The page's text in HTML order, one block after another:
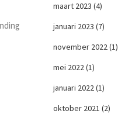
maart 2023 (4)
januari 2023 (7)
november 2022(1)
mei 2022(1)
januari 2022(1)
oktober 2021 (2)